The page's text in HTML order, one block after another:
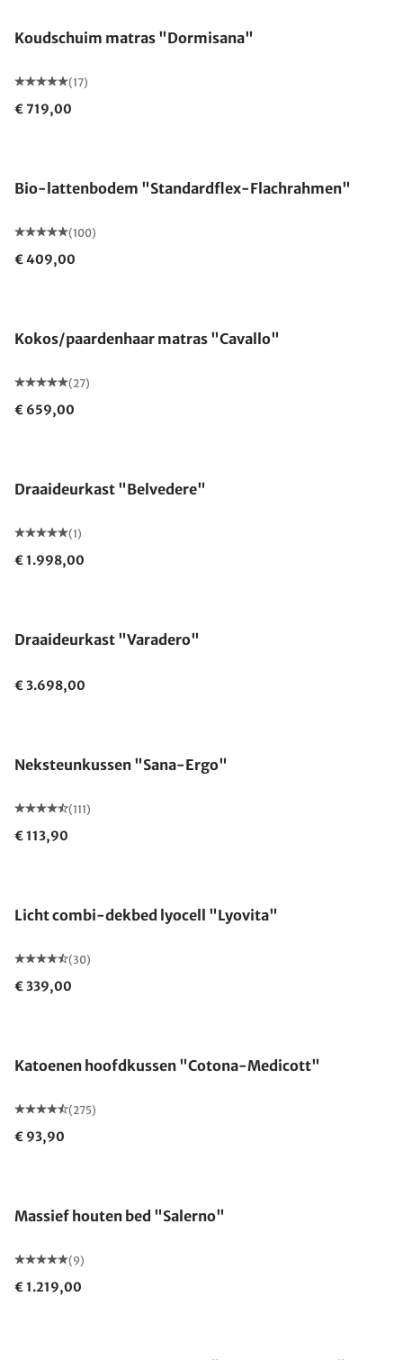
Koudschuim matras "Dormisana"
(17)
€ 719,00
Bio-lattenbodem "Standardflex-Flachrahmen"
(100)
€ 409,00
Kokos/paardenhaar matras "Cavallo"
(27)
€ 659,00
Draaideurkast "Belvedere"
(1)
€ 1.998,00
Draaideurkast "Varadero"
€ 3.698,00
Neksteunkussen "Sana-Ergo"
(111)
€ 113,90
Licht combi-dekbed lyocell "Lyovita"
(30)
€ 339,00
Katoenen hoofdkussen "Cotona-Medicott"
(275)
€ 93,90
Massief houten bed "Salerno"
(9)
€ 1.219,00